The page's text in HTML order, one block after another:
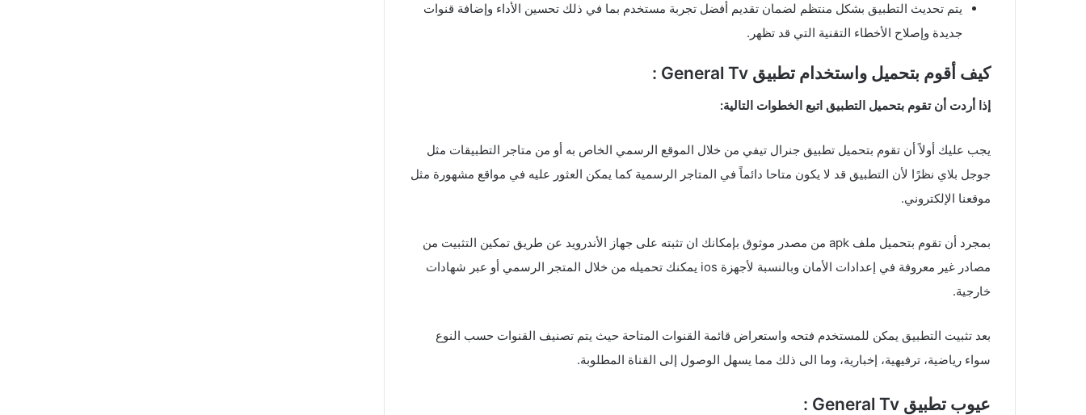
يتم تحديث التطبيق بشكل منتظم لضمان تقديم أفضل تجربة مستخدم بما في ذلك تحسين الأداء وإضافة قنوات
جديدة وإصلاح الأخطاء التقنية التي قد تظهر.
كيف أقوم بتحميل واستخدام تطبيق General Tv :
إذا أردت أن تقوم بتحميل التطبيق اتبع الخطوات التالية:
يجب عليك أولاً أن تقوم بتحميل تطبيق جنرال تيفي من خلال الموقع الرسمي الخاص به أو من متاجر التطبيقات مثل
جوجل بلاي نظرًا لأن التطبيق قد لا يكون متاحا دائماً في المتاجر الرسمية كما يمكن العثور عليه في مواقع مشهورة مثل
موقعنا الإلكتروني.
بمجرد أن تقوم بتحميل ملف apk من مصدر موثوق بإمكانك ان تثبته على جهاز الأندرويد عن طريق تمكين التثبيت من
مصادر غير معروفة في إعدادات الأمان وبالنسبة لأجهزة ios يمكنك تحميله من خلال المتجر الرسمي أو عبر شهادات
خارجية.
بعد تثبيت التطبيق يمكن للمستخدم فتحه واستعراض قائمة القنوات المتاحة حيث يتم تصنيف القنوات حسب النوع
سواء رياضية، ترفيهية، إخبارية، وما الى ذلك مما يسهل الوصول إلى القناة المطلوبة.
عيوب تطبيق General Tv :